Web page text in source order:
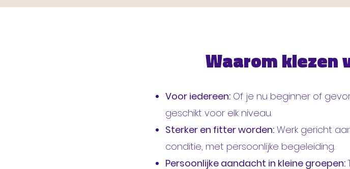
Waarom kiezen
Voor iedereen: Of je nu beginner of
geschikt voor elk niveau.
Sterker en fitter worden: Werk gericht
conditie, met persoonlijke begeleiding.
Persoonlijke aandacht in kleine groepen: